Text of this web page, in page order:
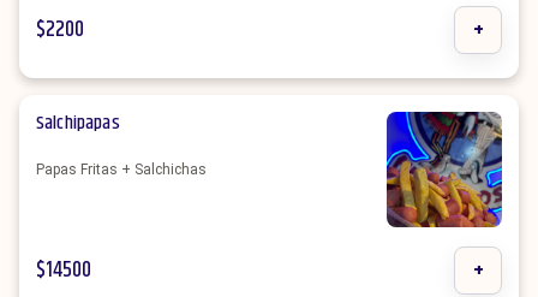
$2200 +
Salchipapas
Papas Fritas + Salchichas
$14500 +